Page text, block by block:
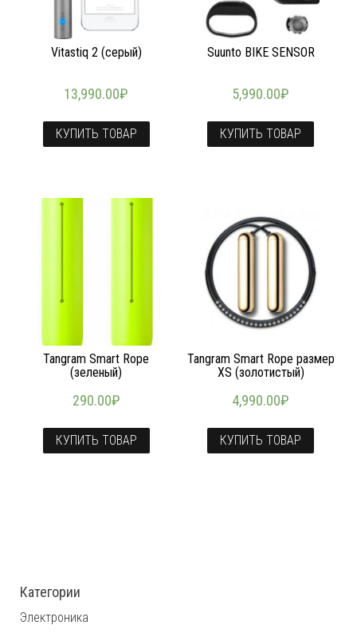
Vitastiq 2 (серый)
13,990.00₽
КУПИТЬ ТОВАР
Suunto BIKE SENSOR
5,990.00₽
КУПИТЬ ТОВАР
Tangram Smart Rope
(зеленый)
290.00₽
КУПИТЬ ТОВАР
Tangram Smart Rope размер
XS (золотистый)
4,990.00₽
КУПИТЬ ТОВАР
Категории
Электроника